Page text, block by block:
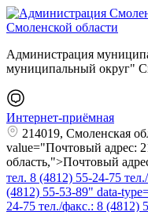
Администрация
муниципальный округ"
Интернет-приёмная
214019, Смоленская
value="Почтовый адрес:
область,">Почтовый
тел. 8 (4812) 55-24-75
(4812) 55-53-89" data-
24-75 тел./факс.: 8 (4812)